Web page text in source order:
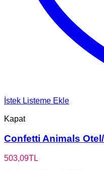
İstek Listeme Ekle
Kapat
Confetti Animals
503,09TL